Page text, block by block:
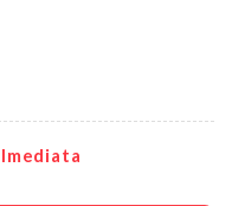
Imediata